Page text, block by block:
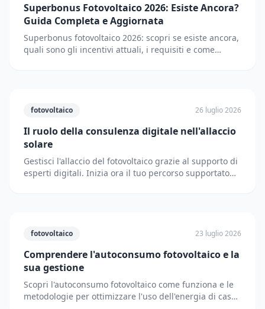
Superbonus Fotovoltaico 2026: Esiste Ancora?
Guida Completa e Aggiornata
Superbonus fotovoltaico 2026: scopri se esiste ancora,
quali sono gli incentivi attuali, i requisiti e come
fotovoltaico 26 luglio 2026
Il ruolo della consulenza digitale nell'allaccio
solare
Gestisci l'allaccio del fotovoltaico grazie al supporto di
esperti digitali. Inizia ora il tuo percorso supportato
fotovoltaico 23 luglio 2026
Comprendere l'autoconsumo fotovoltaico e la
sua gestione
Scopri l'autoconsumo fotovoltaico come funziona e le
metodologie per ottimizzare l'uso dell'energia di casa